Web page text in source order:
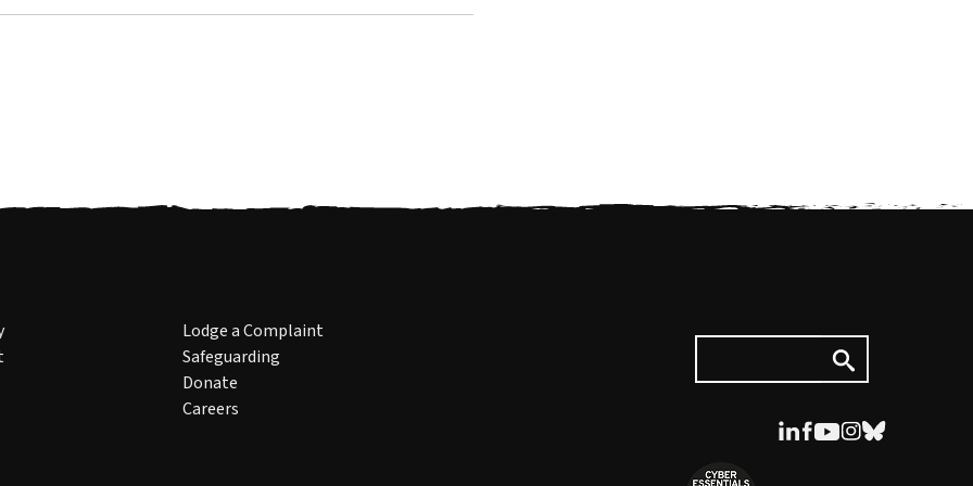
Lodge a Complaint
Safeguarding
Donate
Careers